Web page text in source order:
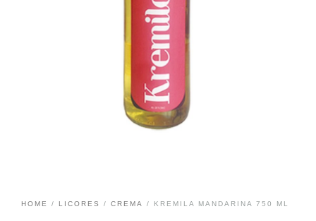
HOME / LICORES / CREMA / KREMILA MANDARINA 750 ML